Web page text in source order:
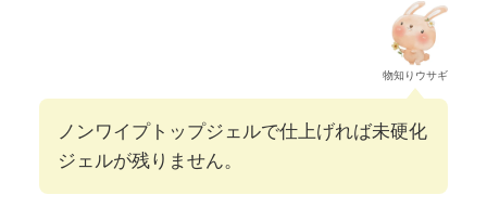
物知りウサギ
ノンワイプトップジェルで仕上げれば未硬化
ジェルが残りません。